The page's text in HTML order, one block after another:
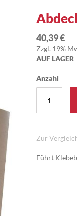
40,39 €
Zzgl. 19%
AUF LAGER
Anzahl
Zur
Führt